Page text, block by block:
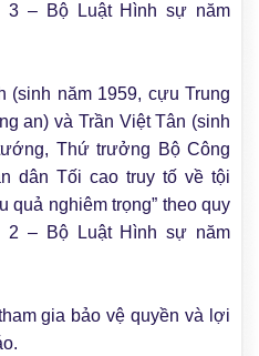
3 – Bộ Luật Hình sự năm
(sinh năm 1959, cựu Trung
an) và Trần Việt Tân (sinh
Thứ trưởng Bộ Công
dân Tối cao truy tố về tội
quả nghiêm trọng” theo quy
2 – Bộ Luật Hình sự năm
gia bảo vệ quyền và lợi